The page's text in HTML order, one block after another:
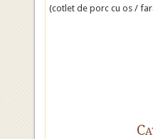
(cotlet de porc cu os /